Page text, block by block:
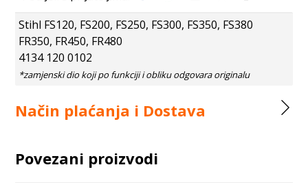
Stihl FS120, FS200, FS250, FS300, FS350, FS380
FR350, FR450, FR480
4134 120 0102
Način plaćanja i Dostava
Povezani proizvodi